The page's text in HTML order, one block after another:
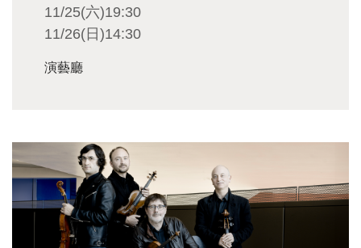
11/25(六)19:30
11/26(日)14:30
演藝廳